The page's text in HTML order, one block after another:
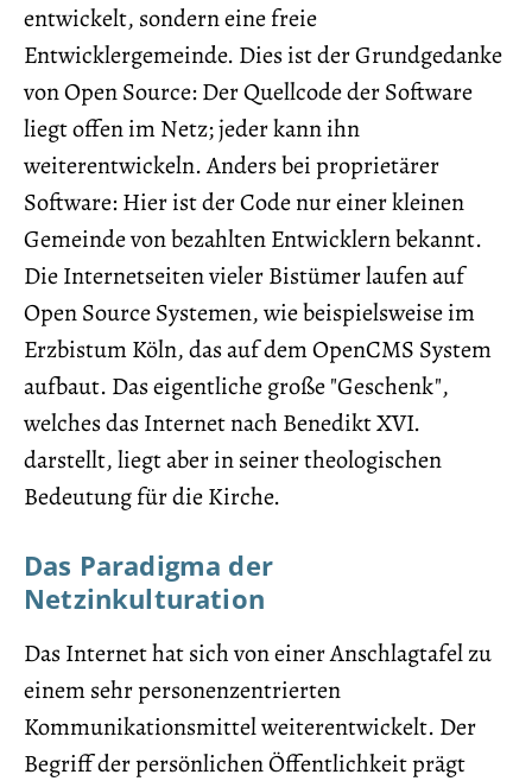
entwickelt, sondern eine freie
Entwicklergemeinde. Dies ist der Grundgedanke
von Open Source: Der Quellcode der Software
liegt offen im Netz; jeder kann ihn
weiterentwickeln. Anders bei proprietärer
Software: Hier ist der Code nur einer kleinen
Gemeinde von bezahlten Entwicklern bekannt.
Die Internetseiten vieler Bistümer laufen auf
Open Source Systemen, wie beispielsweise im
Erzbistum Köln, das auf dem OpenCMS System
aufbaut. Das eigentliche große "Geschenk",
welches das Internet nach Benedikt XVI.
darstellt, liegt aber in seiner theologischen
Bedeutung für die Kirche.
Das Paradigma der
Netzinkulturation
Das Internet hat sich von einer Anschlagtafel zu
einem sehr personenzentrierten
Kommunikationsmittel weiterentwickelt. Der
Begriff der persönlichen Öffentlichkeit prägt